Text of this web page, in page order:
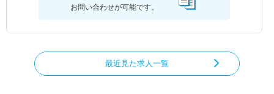
お問い合わせが可能です。
最近見た求人一覧